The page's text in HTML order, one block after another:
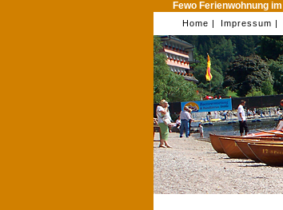
Fewo Ferienwohnung
Home | Impressum |